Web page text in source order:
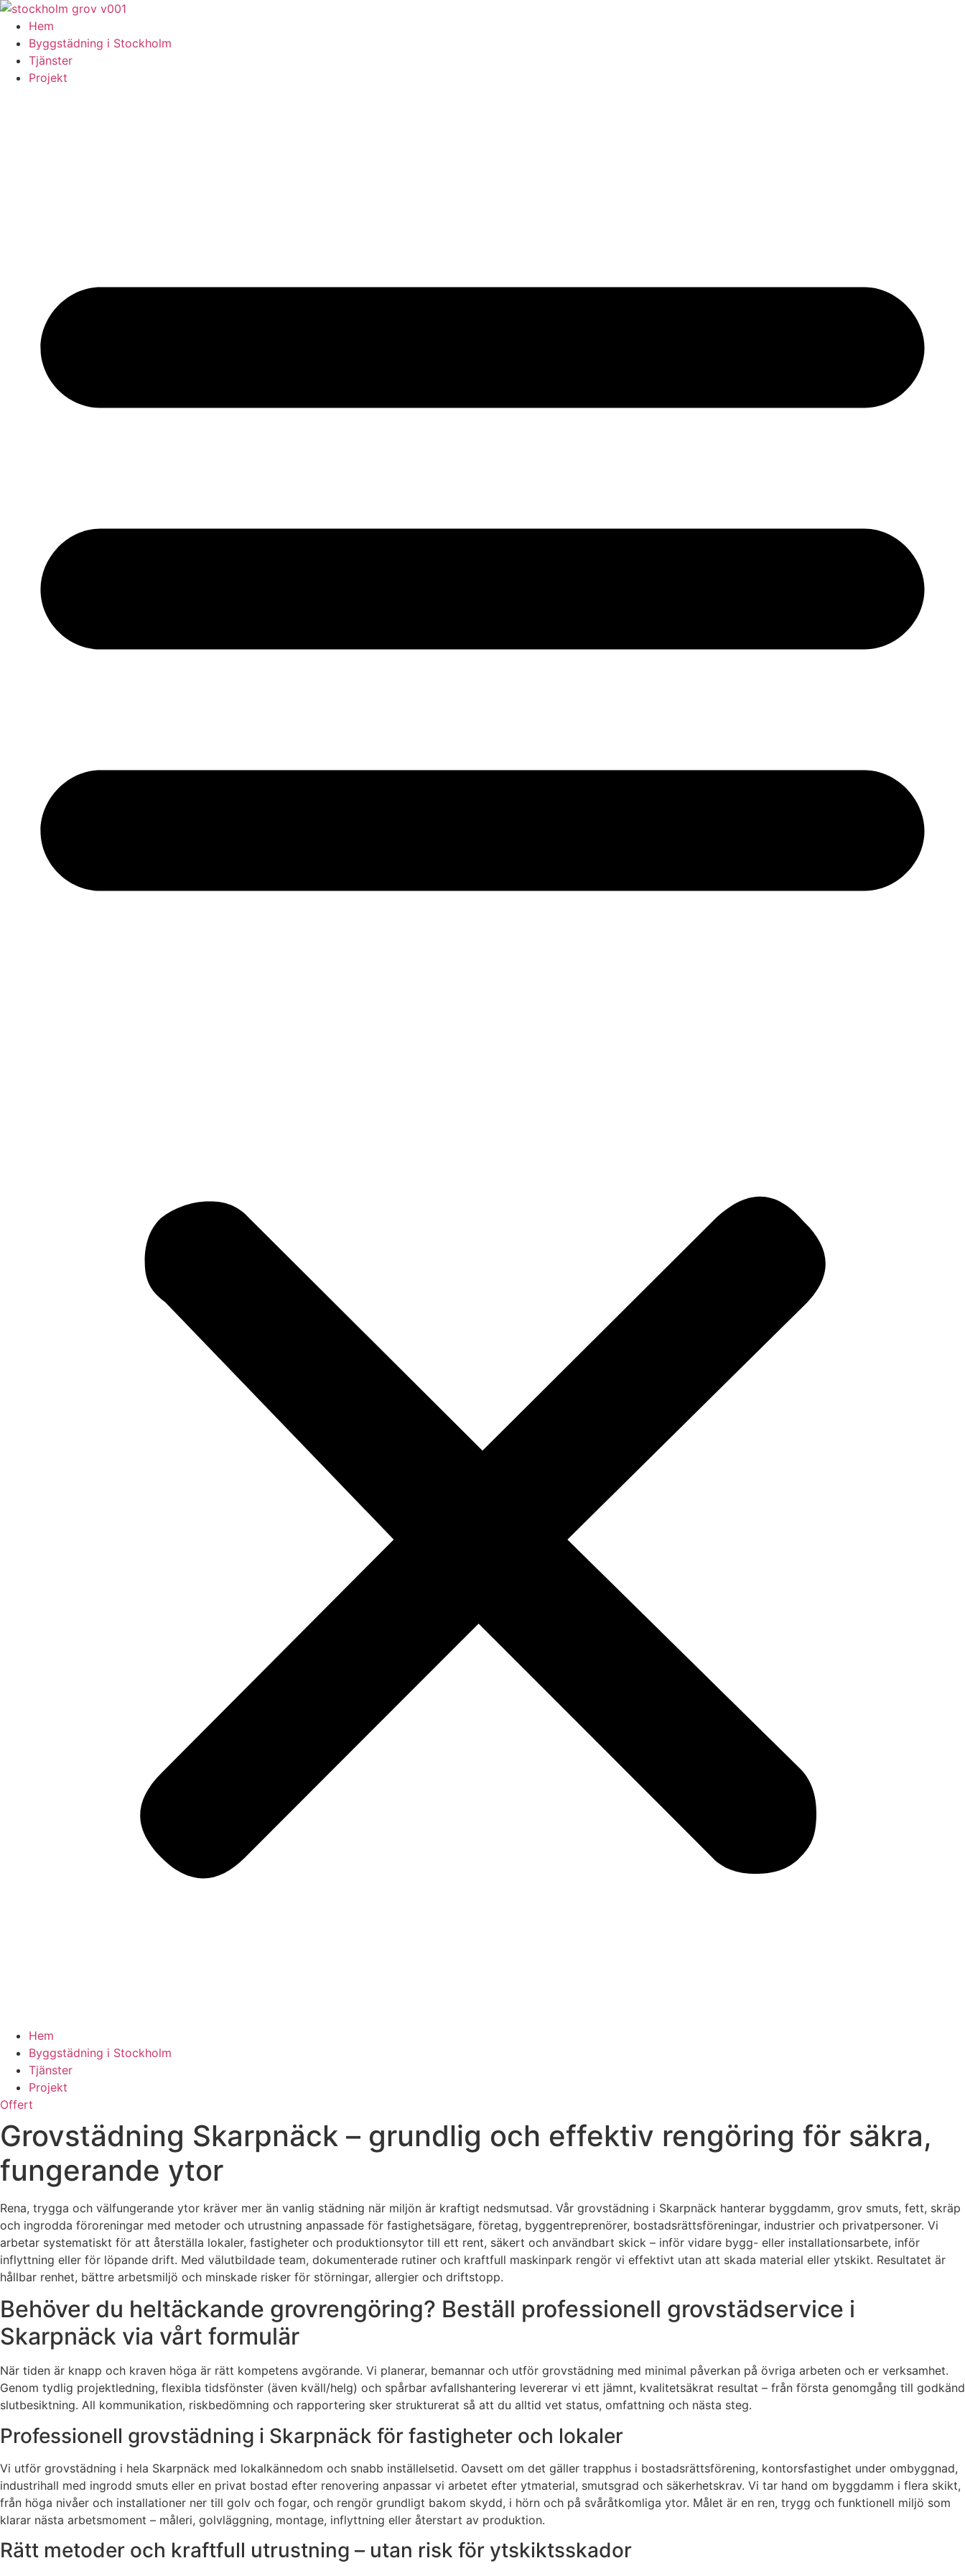
Skip
content
Hem
Byggstädning i Stockholm
Tjänster
Projekt
Hem
Byggstädning i Stockholm
Tjänster
Projekt
Offert
Grovstädning Skarpnäck – grundlig och effektiv rengöring för säkra,
fungerande ytor
Rena, trygga och välfungerande ytor kräver mer än vanlig städning när miljön är kraftigt nedsmutsad. Vår grovstädning i Skarpnäck hanterar byggdamm, grov smuts, fett, skräp
och ingrodda föroreningar med metoder och utrustning anpassade för fastighetsägare, företag, byggentreprenörer, bostadsrättsföreningar, industrier och privatpersoner. Vi
arbetar systematiskt för att återställa lokaler, fastigheter och produktionsytor till ett rent, säkert och användbart skick – inför vidare bygg- eller installationsarbete, inför
inflyttning eller för löpande drift. Med välutbildade team, dokumenterade rutiner och kraftfull maskinpark rengör vi effektivt utan att skada material eller ytskikt. Resultatet är
hållbar renhet, bättre arbetsmiljö och minskade risker för störningar, allergier och driftstopp.
Behöver du heltäckande grovrengöring? Beställ professionell grovstädservice i
Skarpnäck via vårt formulär
När tiden är knapp och kraven höga är rätt kompetens avgörande. Vi planerar, bemannar och utför grovstädning med minimal påverkan på övriga arbeten och er verksamhet.
Genom tydlig projektledning, flexibla tidsfönster (även kväll/helg) och spårbar avfallshantering levererar vi ett jämnt, kvalitetsäkrat resultat – från första genomgång till godkänd
slutbesiktning. All kommunikation, riskbedömning och rapportering sker strukturerat så att du alltid vet status, omfattning och nästa steg.
Professionell grovstädning i Skarpnäck för fastigheter och lokaler
Vi utför grovstädning i hela Skarpnäck med lokalkännedom och snabb inställelsetid. Oavsett om det gäller trapphus i bostadsrättsförening, kontorsfastighet under ombyggnad,
industrihall med ingrodd smuts eller en privat bostad efter renovering anpassar vi arbetet efter ytmaterial, smutsgrad och säkerhetskrav. Vi tar hand om byggdamm i flera skikt,
från höga nivåer och installationer ner till golv och fogar, och rengör grundligt bakom skydd, i hörn och på svåråtkomliga ytor. Målet är en ren, trygg och funktionell miljö som
klarar nästa arbetsmoment – måleri, golvläggning, montage, inflyttning eller återstart av produktion.
Rätt metoder och kraftfull utrustning – utan risk för ytskiktsskador